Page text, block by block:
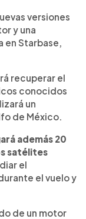
versiones
y una
Starbase,
recuperar el
conocidos
un
de México.
además 20
satélites
el
el vuelo y
de un motor